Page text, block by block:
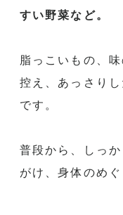
すい野菜など。
脂っこいもの、
控え、 あっさり
です。
普段から、しっ
がけ、身体のめ